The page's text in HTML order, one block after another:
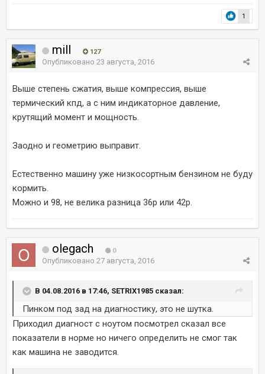
1
mill 127
Опубликовано 23 августа, 2016
Выше степень сжатия, выше компрессия, выше
термический кпд, а с ним индикаторное давление,
крутящий момент и мощность.
Заодно и геометрию выправит.
Естественно машину уже низкосортным бензином не буду
кормить.
Можно и 98, не велика разница 36р или 42р.
olegach 0
Опубликовано 27 августа, 2016
В 04.08.2016 в 17:46, SETRIX1985 сказал:
Пинком под зад на диагностику, это не шутка.
Приходил диагност с ноутом посмотрел сказал все
показатели в норме но ничего определить не смог так
как машина не заводится.